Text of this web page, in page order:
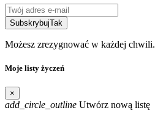
SubskrybujTak
Możesz zrezygnować w każdej chwili.
Moje listy życzeń
×
add_circle_outline Utwórz nową listę